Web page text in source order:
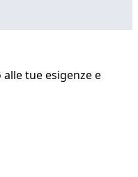
tue esigenze e